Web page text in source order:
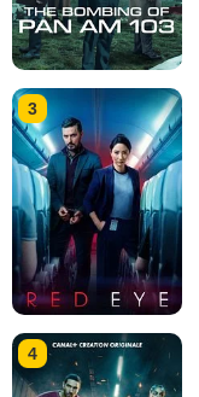
3
4